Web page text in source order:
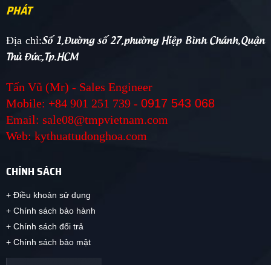
PHÁT
Địa chỉ:Số 1,Đường số 27,phường Hiệp Bình Chánh,Quận
Thủ Đức,Tp.HCM
Tấn Vũ (Mr) - Sales Engineer
Mobile: +84 901 251 739 - 0917 543 068
Email: sale08@tmpvietnam.com
Web: kythuattudonghoa.com
CHÍNH SÁCH
+ Điều khoản sử dụng
+ Chính sách bảo hành
+ Chính sách đổi trả
+ Chính sách bảo mật